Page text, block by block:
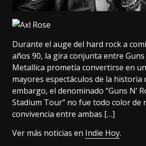
Durante el auge del hard rock a
años 90, la gira conjunta entre Guns
Metallica prometía convertirse en
mayores espectáculos de la historia
embargo, el denominado “Guns N’
Stadium Tour” no fue todo color de
convivencia entre ambas […]
Ver más noticias en Indie Hoy.